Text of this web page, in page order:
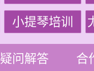
小提琴培训
疑问解答 合